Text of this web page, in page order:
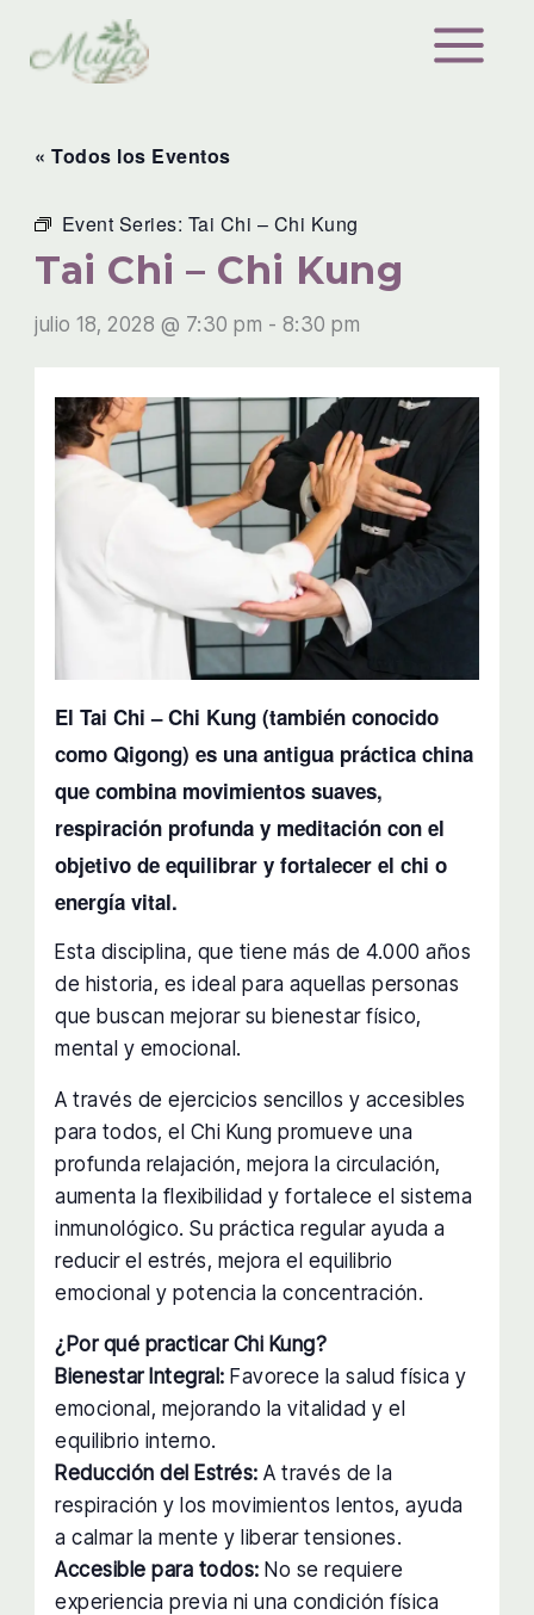
contenido
« Todos los Eventos
Event Series: Tai Chi – Chi Kung
Tai Chi – Chi Kung
julio 18, 2028 @ 7:30 pm - 8:30 pm
El Tai Chi – Chi Kung (también conocido
como Qigong) es una antigua práctica china
que combina movimientos suaves,
respiración profunda y meditación con el
objetivo de equilibrar y fortalecer el chi o
energía vital.
Esta disciplina, que tiene más de 4.000 años
de historia, es ideal para aquellas personas
que buscan mejorar su bienestar físico,
mental y emocional.
A través de ejercicios sencillos y accesibles
para todos, el Chi Kung promueve una
profunda relajación, mejora la circulación,
aumenta la flexibilidad y fortalece el sistema
inmunológico. Su práctica regular ayuda a
reducir el estrés, mejora el equilibrio
emocional y potencia la concentración.
¿Por qué practicar Chi Kung?
Bienestar Integral: Favorece la salud física y
emocional, mejorando la vitalidad y el
equilibrio interno.
Reducción del Estrés: A través de la
respiración y los movimientos lentos, ayuda
a calmar la mente y liberar tensiones.
Accesible para todos: No se requiere
experiencia previa ni una condición física